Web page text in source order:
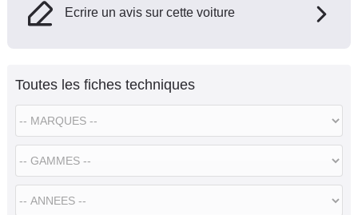
Ecrire un avis sur cette voiture
Toutes les fiches techniques